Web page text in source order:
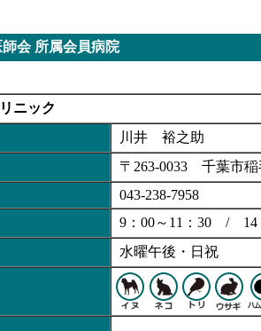
会 所属会員病院
ニック
川井 裕之助
〒263-0033 千葉市稲
043-238-7958
9：00～11：30 / 14
水曜午後・日祝